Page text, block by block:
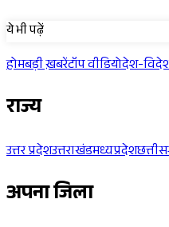
ये भी पढ़ें
होमबड़ी ख़बरेंटॉप वीडियोदेश-
राज्य
उत्तर प्रदेशउत्तराखंडमध्यप्रदेश
अपना जिला